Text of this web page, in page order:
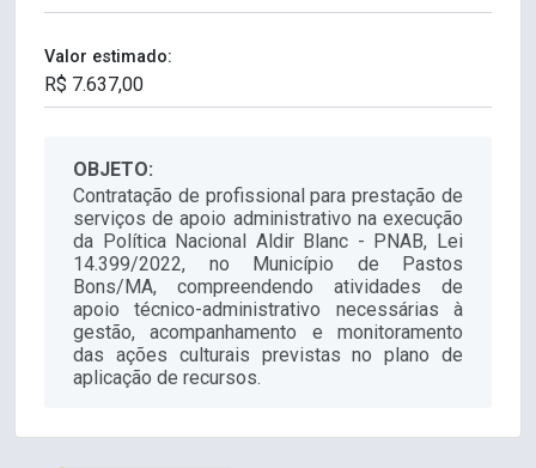
Valor estimado:
OBJETO:
Contratação de profissional para prestação de
serviços de apoio administrativo na execução
da Política Nacional Aldir Blanc - PNAB, Lei
14.399/2022, no Município de Pastos
Bons/MA, compreendendo atividades de
apoio técnico-administrativo necessárias à
gestão, acompanhamento e monitoramento
das ações culturais previstas no plano de
aplicação de recursos.